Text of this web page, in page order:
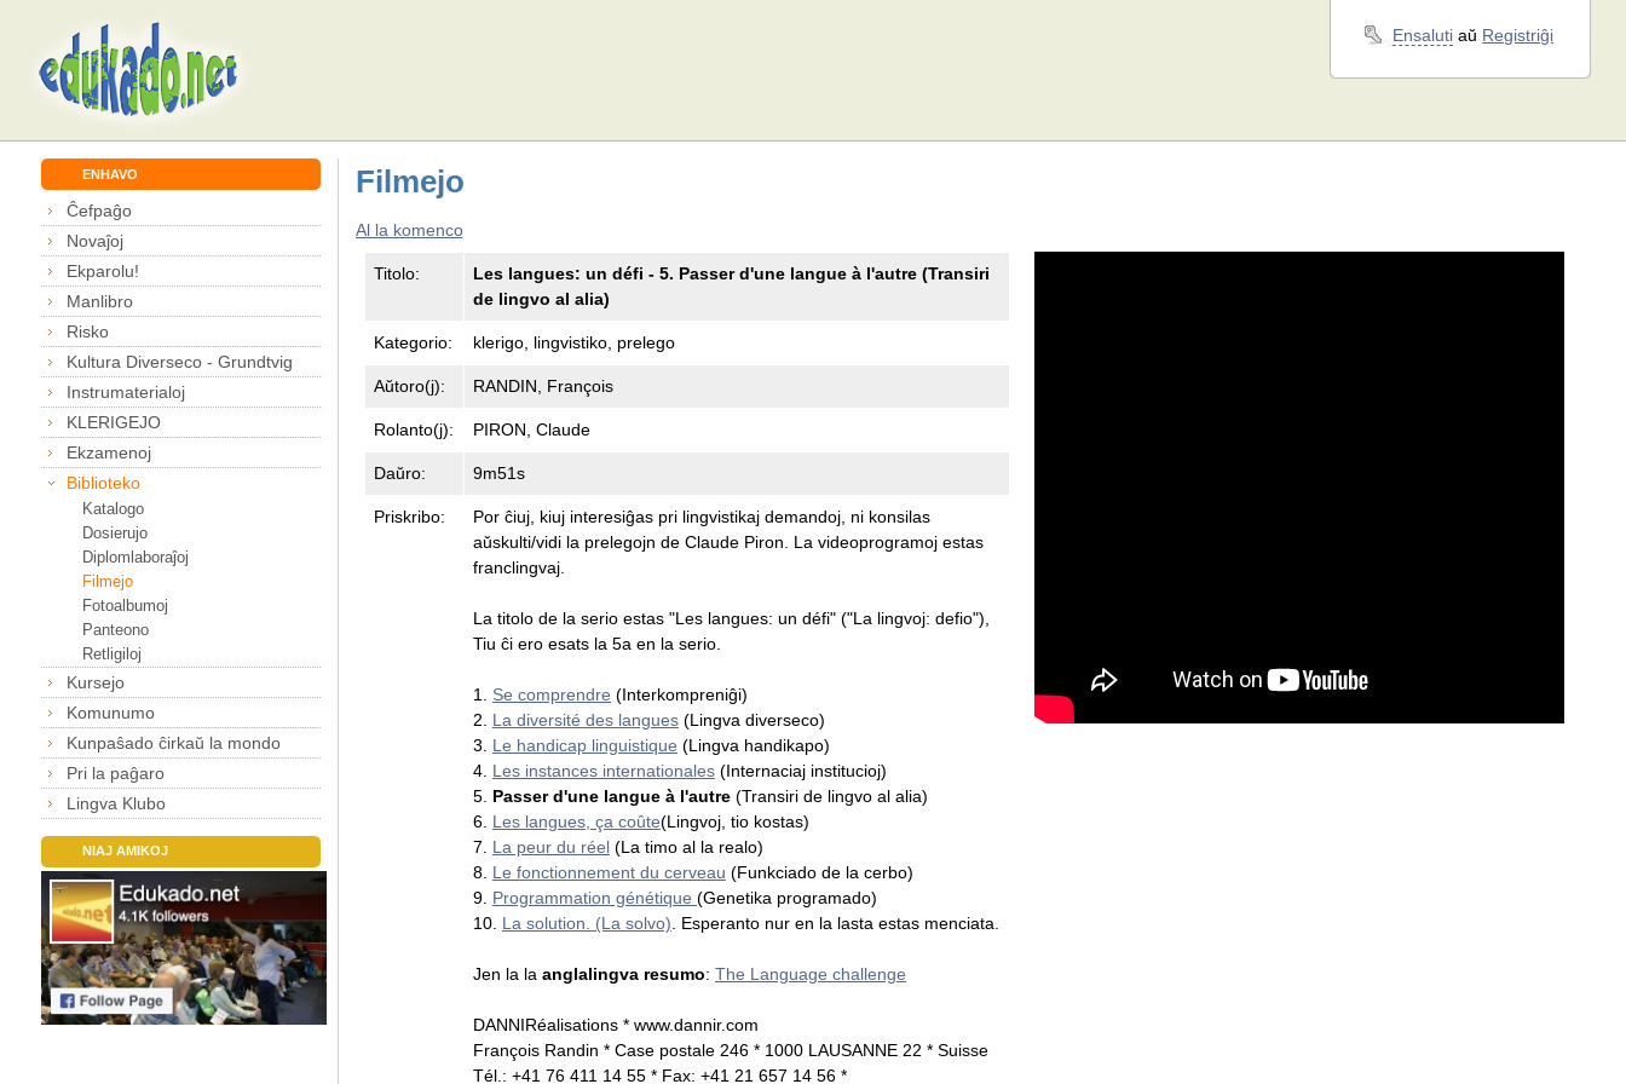
Ensaluti aŭ Registriĝi
ENHAVO
Ĉefpaĝo
Novaĵoj
Ekparolu!
Manlibro
Risko
Kultura Diverseco - Grundtvig
Instrumaterialoj
KLERIGEJO
Ekzamenoj
Biblioteko
Katalogo
Dosierujo
Diplomlaboraĵoj
Filmejo
Fotoalbumoj
Panteono
Retligiloj
Kursejo
Komunumo
Kunpaŝado ĉirkaŭ la mondo
Pri la paĝaro
Lingva Klubo
NIAJ AMIKOJ
Filmejo
Al la komenco
Titolo:
Les langues: un défi - 5. Passer d'une langue à l'autre (Transiri
de lingvo al alia)
Kategorio: klerigo, lingvistiko, prelego
Aŭtoro(j): RANDIN, François
Rolanto(j): PIRON, Claude
Daŭro: 9m51s
Priskribo:
Por ĉiuj, kiuj interesiĝas pri lingvistikaj demandoj, ni konsilas
aŭskulti/vidi la prelegojn de Claude Piron. La videoprogramoj estas
franclingvaj.
La titolo de la serio estas "Les langues: un défi" ("La lingvoj: defio"),
Tiu ĉi ero esats la 5a en la serio.
1. Se comprendre (Interkompreniĝi)
2. La diversité des langues(Lingva diverseco)
3. Le handicap linguistique (Lingva handikapo)
4. Les instances internationales(Internaciaj institucioj)
5. Passer d'une langue à l'autre(Transiri de lingvo al alia)
6. Les langues, ça coûte(Lingvoj, tio kostas)
7. La peur du réel(La timo al la realo)
8. Le fonctionnement du cerveau (Funkciado de la cerbo)
9. Programmation génétique (Genetika programado)
10. La solution. (La solvo) . Esperanto nur en la lasta estas menciata.
Jen la la anglalingva resumo: The Language challenge
DANNIRéalisations * www.dannir.com
François Randin * Case postale 246 * 1000 LAUSANNE 22 * Suisse
Tél.: +41 76 411 14 55 * Fax: +41 21 657 14 56 *